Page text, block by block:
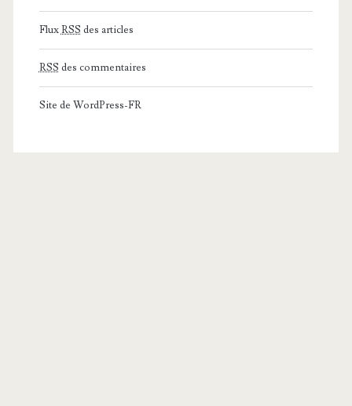
FluxRSS des articles
RSS des commentaires
Site de WordPress-FR